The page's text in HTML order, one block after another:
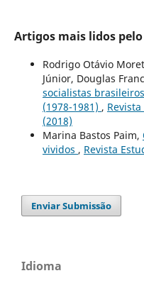
Artigos mais lidos
Rodrigo Otávio
Júnior, Douglas
socialistas
(1978-1981) ,
(2018)
Marina Bastos Paim,
vividos , Revista
Enviar Submissão
Idioma